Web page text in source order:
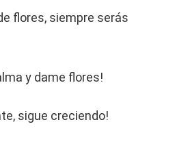
flores, siempre serás
y dame flores!
sigue creciendo!